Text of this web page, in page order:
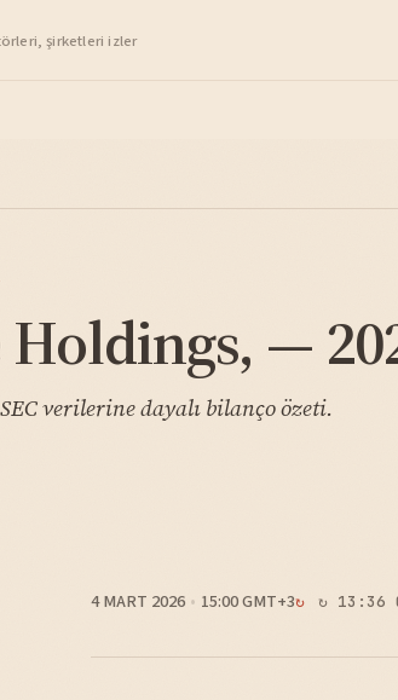
şirketleri izler
—
verilerine dayalı bilanço özeti.
4 MART 2026 15:00 GMT+3 ↻ 13:36